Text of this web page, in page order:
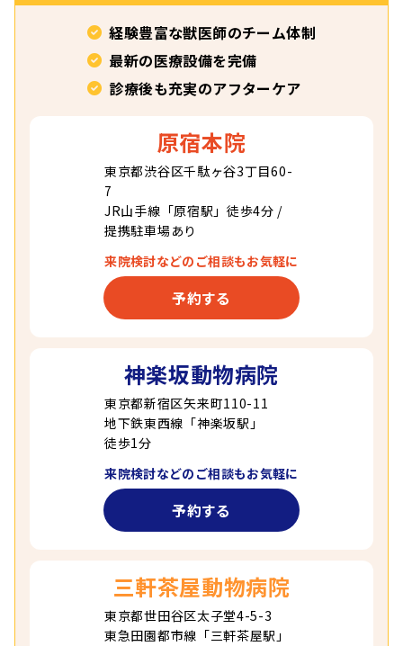
経験豊富な獣医師のチーム体制
最新の医療設備を完備
診療後も充実のアフターケア
原宿本院
東京都渋谷区千駄ヶ谷3丁目60-
7
JR山手線「原宿駅」徒歩4分 /
提携駐車場あり
来院検討などの ご相談もお気軽に
予約する
神楽坂動物病院
東京都新宿区矢来町110-11
地下鉄東西線「神楽坂駅」
徒歩1分
来院検討などの ご相談もお気軽に
予約する
三軒茶屋動物病院
東京都世田谷区太子堂4-5-3
東急田園都市線「三軒茶屋駅」